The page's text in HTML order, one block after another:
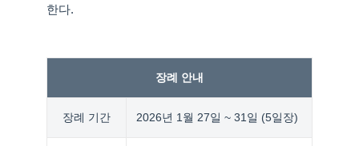
한다.
장례 안내
장례 기간 2026년 1월 27일 ~ 31일 (5일장)